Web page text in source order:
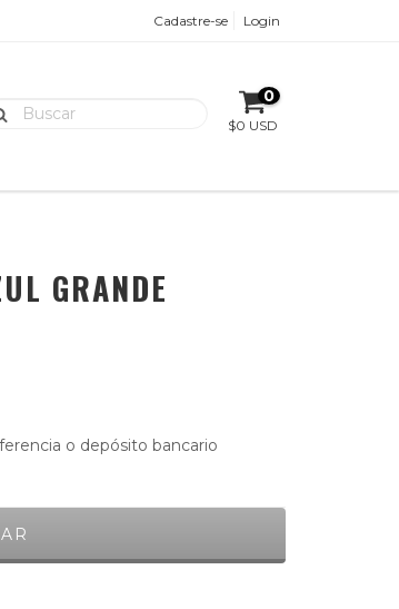
Cadastre-se Login
0
$0 USD
GRANDE
o depósito bancario